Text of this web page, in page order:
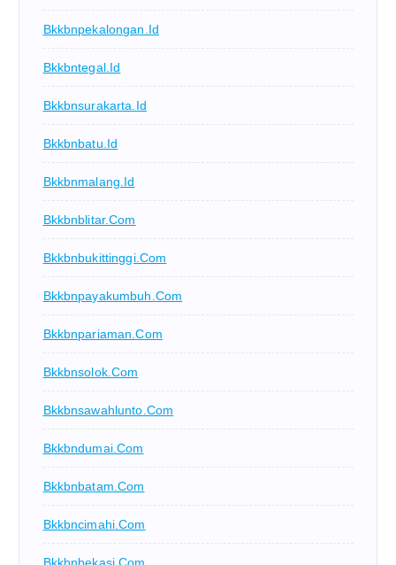
Bkkbnpekalongan.id
Bkkbntegal.id
Bkkbnsurakarta.id
Bkkbnbatu.id
Bkkbnmalang.id
Bkkbnblitar.com
Bkkbnbukittinggi.com
Bkkbnpayakumbuh.com
Bkkbnpariaman.com
Bkkbnsolok.com
Bkkbnsawahlunto.com
Bkkbndumai.com
Bkkbnbatam.com
Bkkbncimahi.com